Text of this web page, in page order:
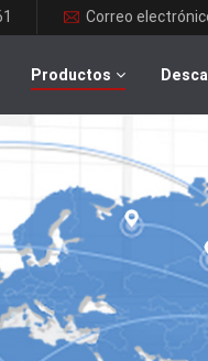
Correo
Productos